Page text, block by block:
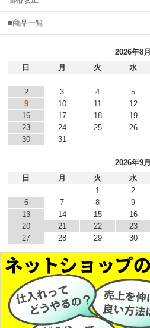
■商品一覧
2026年8月
日
月 火 水
2
3 4 5
9
10 11 12
16
17 18 19
23
24 25 26
30
31
2026年9月
日
月 火 水
1
2
6
7 8 9
13
14 15 16
20
21 22 23
27
28 29 30